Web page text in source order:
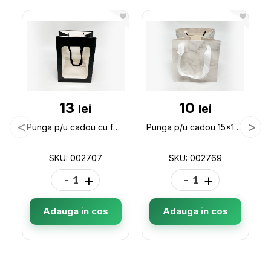
13 lei
Punga p/u cadou cu fereastra 25*18*13 ML32-2 002707
SKU: 002707
- +
Adauga in cos
10 lei
Punga p/u cadou 15x15x15 (ML32-5) 002769
SKU: 002769
- +
Adauga in cos